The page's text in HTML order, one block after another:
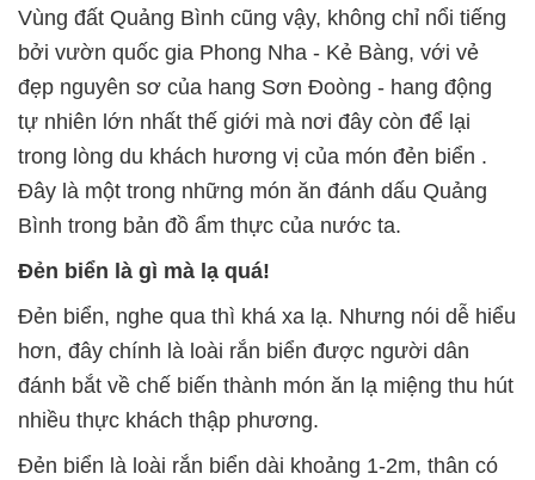
Vùng đất Quảng Bình cũng vậy, không chỉ nổi tiếng
bởi vườn quốc gia Phong Nha - Kẻ Bàng, với vẻ
đẹp nguyên sơ của hang Sơn Đoòng - hang động
tự nhiên lớn nhất thế giới mà nơi đây còn để lại
trong lòng du khách hương vị của món đẻn biển .
Đây là một trong những món ăn đánh dấu Quảng
Bình trong bản đồ ẩm thực của nước ta.
Đẻn biển là gì mà lạ quá!
Đẻn biển, nghe qua thì khá xa lạ. Nhưng nói dễ hiểu
hơn, đây chính là loài rắn biển được người dân
đánh bắt về chế biến thành món ăn lạ miệng thu hút
nhiều thực khách thập phương.
Đẻn biển là loài rắn biển dài khoảng 1-2m, thân có